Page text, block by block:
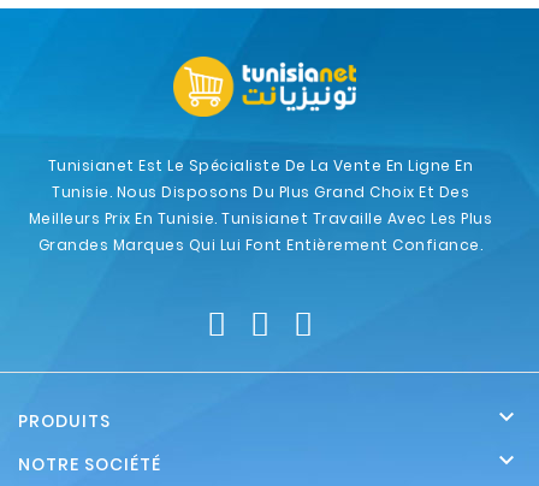
Tunisianet Est Le Spécialiste De La Vente En Ligne En
Tunisie. Nous Disposons Du Plus Grand Choix Et Des
Meilleurs Prix En Tunisie. Tunisianet Travaille Avec Les Plus
Grandes Marques Qui Lui Font Entièrement Confiance.
PRODUITS 
NOTRE SOCIÉTÉ 